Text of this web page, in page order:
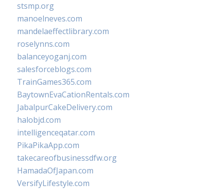
stsmp.org
manoelneves.com
mandelaeffectlibrary.com
roselynns.com
balanceyoganj.com
salesforceblogs.com
TrainGames365.com
BaytownEvaCationRentals.com
JabalpurCakeDelivery.com
halobjd.com
intelligenceqatar.com
PikaPikaApp.com
takecareofbusinessdfw.org
HamadaOfJapan.com
VersifyLifestyle.com